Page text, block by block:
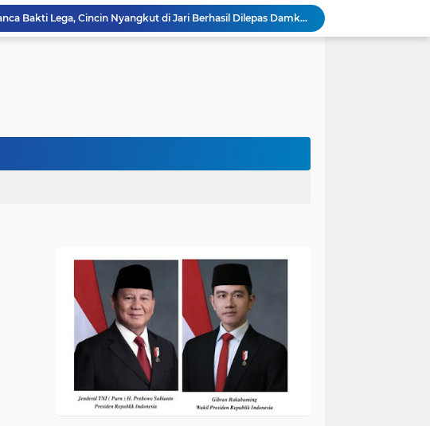
Warga Panca Bakti Lega, Cincin Nyangkut di Jari Berhasil Dilepas Damkar Sungai Bahar`
Viral,Buaya Muncul di Sungai Batanghari Pulau Kayu Aro, Sekdes: Lokasi di RT 07`
Bupati Dr.Bambang Bayu Suseno Sampaikan Perubahan KUA-PPAS Muaro Jambi 2026 di Rapat Paripurna